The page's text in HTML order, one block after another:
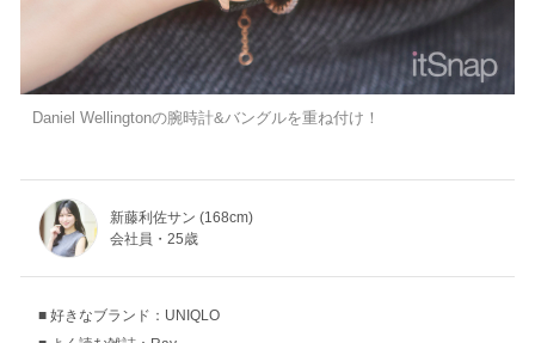
Daniel Wellingtonの腕時計&バングルを重ね付け！
新藤利佐サン (168cm)
会社員・25歳
好きなブランド：UNIQLO